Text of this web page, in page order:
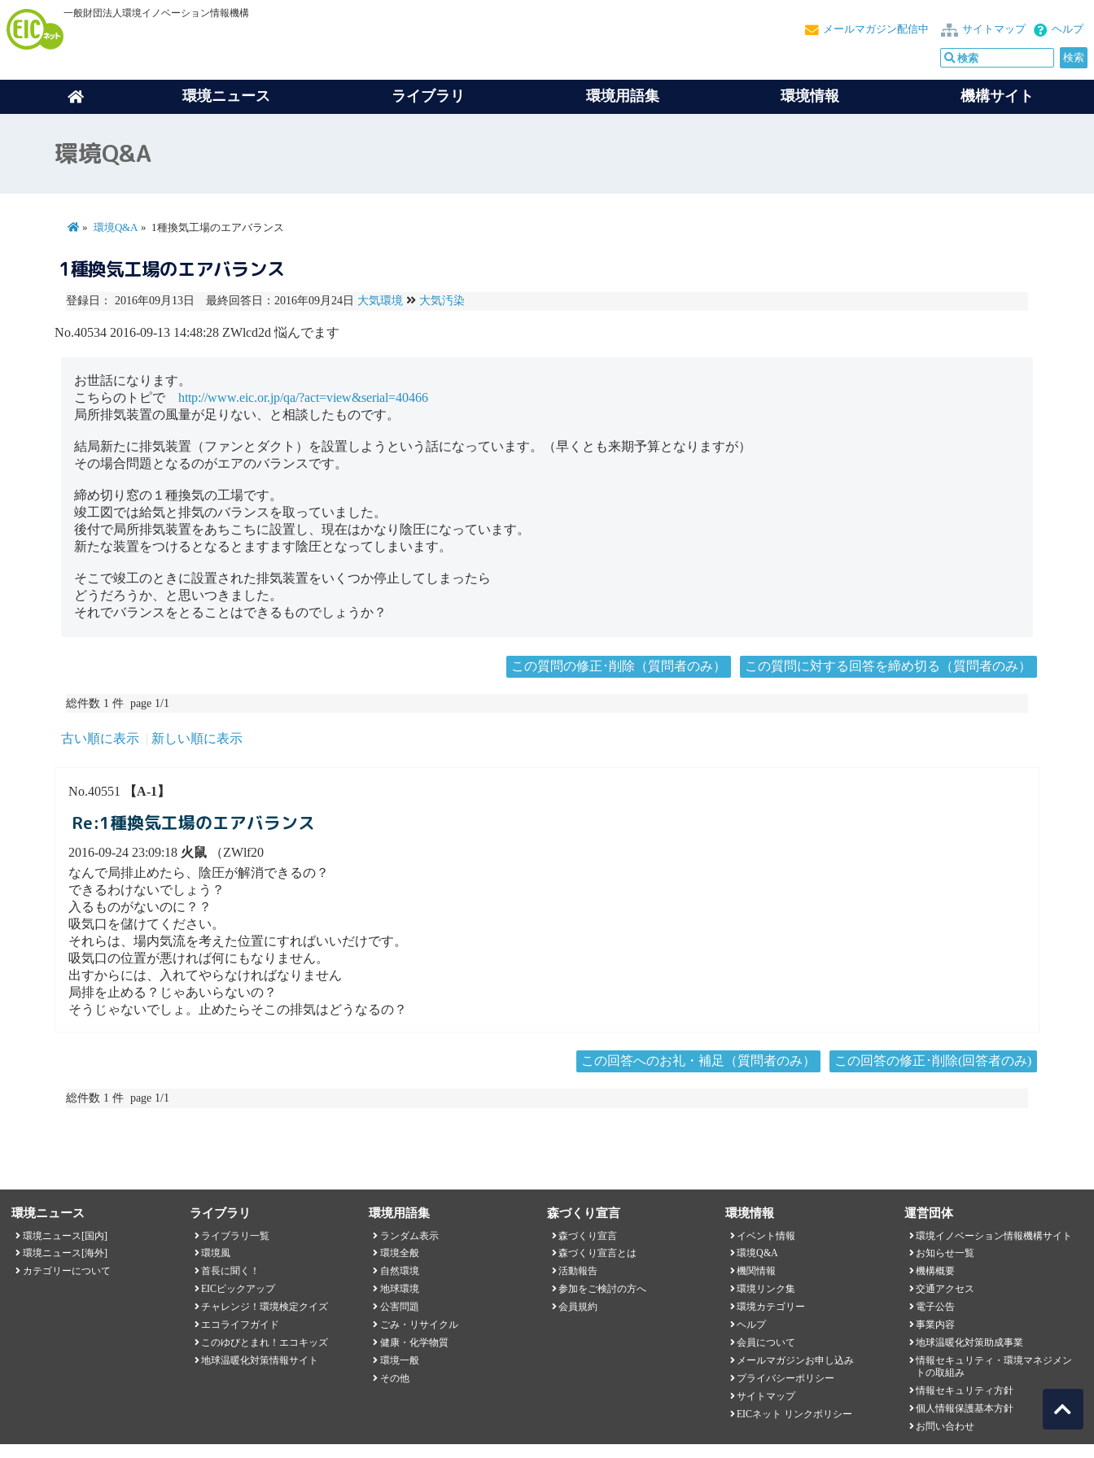
一般財団法人環境イノベーション情報機構
ヘルプ
サイトマップ
メールマガジン配信中
環境ニュース ライブラリ 環境用語集 環境情報 機構サイト
環境Q&A
環境Q&A 1種換気工場のエアバランス
1種換気工場のエアバランス
登録日： 2016年09月13日 最終回答日：2016年09月24日 大気環境 大気汚染
No.40534 2016-09-13 14:48:28 ZWlcd2d 悩んでます
お世話になります。
こちらのトピでhttp://www.eic.or.jp/qa/?act=view&serial=40466
局所排気装置の風量が足りない、と相談したものです。
結局新たに排気装置（ファンとダクト）を設置しようという話になっています。（早くとも来期予算となりますが）
その場合問題となるのがエアのバランスです。
締め切り窓の１種換気の工場です。
竣工図では給気と排気のバランスを取っていました。
後付で局所排気装置をあちこちに設置し、現在はかなり陰圧になっています。
新たな装置をつけるとなるとますます陰圧となってしまいます。
そこで竣工のときに設置された排気装置をいくつか停止してしまったら
どうだろうか、と思いつきました。
それでバランスをとることはできるものでしょうか？
この質問の修正･削除（質問者のみ） この質問に対する回答を締め切る（質問者のみ）
総件数 1 件 page 1/1
古い順に表示 新しい順に表示
No.40551 【A-1】
Re:1種換気工場のエアバランス
2016-09-24 23:09:18 火鼠 （ZWlf20
なんで局排止めたら、陰圧が解消できるの？
できるわけないでしょう？
入るものがないのに？？
吸気口を儲けてください。
それらは、場内気流を考えた位置にすればいいだけです。
吸気口の位置が悪ければ何にもなりません。
出すからには、入れてやらなければなりません
局排を止める？じゃあいらないの？
そうじゃないでしょ。止めたらそこの排気はどうなるの？
この回答へのお礼・補足（質問者のみ） この回答の修正･削除(回答者のみ)
総件数 1 件 page 1/1
環境ニュース
環境ニュース[国内]
環境ニュース[海外]
カテゴリーについて
ライブラリ
ライブラリ一覧
環境風
首長に聞く！
EICピックアップ
チャレンジ！環境検定クイズ
エコライフガイド
このゆびとまれ！エコキッズ
地球温暖化対策情報サイト
環境用語集
ランダム表示
環境全般
自然環境
地球環境
公害問題
ごみ・リサイクル
健康・化学物質
環境一般
その他
森づくり宣言
森づくり宣言
森づくり宣言とは
活動報告
参加をご検討の方へ
会員規約
環境情報
イベント情報
環境Q&A
機関情報
環境リンク集
環境カテゴリー
ヘルプ
会員について
メールマガジンお申し込み
プライバシーポリシー
サイトマップ
EICネット リンクポリシー
運営団体
環境イノベーション情報機構サイト
お知らせ一覧
機構概要
交通アクセス
電子公告
事業内容
地球温暖化対策助成事業
情報セキュリティ・環境マネジメン
トの取組み
情報セキュリティ方針
個人情報保護基本方針
お問い合わせ